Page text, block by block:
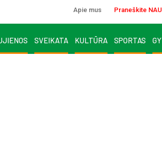
Apie mus Praneškite
SVEIKATA KULTŪRA SPORTAS